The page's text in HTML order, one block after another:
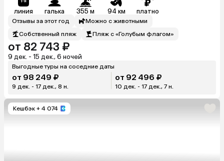
линия галька 355 м 94 км платно
Отзывы за этот год
Можно с животными
Собственный пляж
Пляж с «Голубым флагом»
от 82 743 ₽
9 дек. - 15 дек., 6 ночей
Выгодные туры на соседние даты
от 98 249 ₽
9 дек. - 17 дек., 8 н.
от 92 496 ₽
10 дек. - 17 дек., 7 н.
Кешбэк + 4 074